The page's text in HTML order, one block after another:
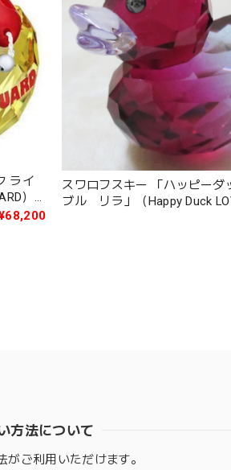
ライ
）
スワロフスキー 「ハッピーダ
ブル リラ」（Happy Duck
方法について
がご利用いただけます。